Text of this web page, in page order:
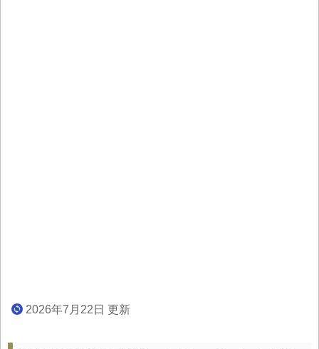
2026年7月22日 更新